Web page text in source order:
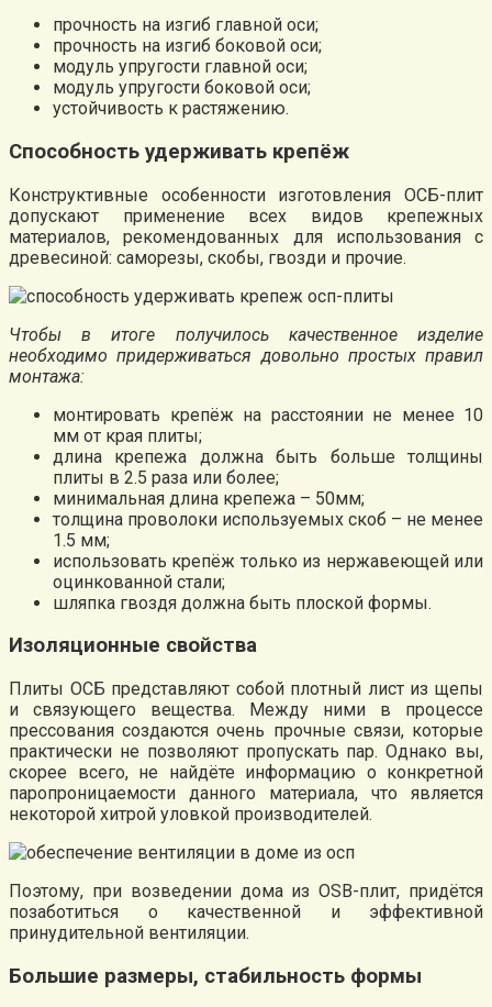
прочность на изгиб главной оси;
прочность на изгиб боковой оси;
модуль упругости главной оси;
модуль упругости боковой оси;
устойчивость к растяжению.
Способность удерживать крепёж
Конструктивные особенности изготовления ОСБ-плит
допускают применение всех видов крепежных
материалов, рекомендованных для использования с
древесиной: саморезы, скобы, гвозди и прочие.
Чтобы в итоге получилось качественное изделие
необходимо придерживаться довольно простых правил
монтажа:
монтировать крепёж на расстоянии не менее 10
мм от края плиты;
длина крепежа должна быть больше толщины
плиты в 2.5 раза или более;
минимальная длина крепежа – 50мм;
толщина проволоки используемых скоб – не менее
1.5 мм;
использовать крепёж только из нержавеющей или
оцинкованной стали;
шляпка гвоздя должна быть плоской формы.
Изоляционные свойства
Плиты ОСБ представляют собой плотный лист из щепы
и связующего вещества. Между ними в процессе
прессования создаются очень прочные связи, которые
практически не позволяют пропускать пар. Однако вы,
скорее всего, не найдёте информацию о конкретной
паропроницаемости данного материала, что является
некоторой хитрой уловкой производителей.
Поэтому, при возведении дома из OSB-плит, придётся
позаботиться о качественной и эффективной
принудительной вентиляции.
Большие размеры, стабильность формы